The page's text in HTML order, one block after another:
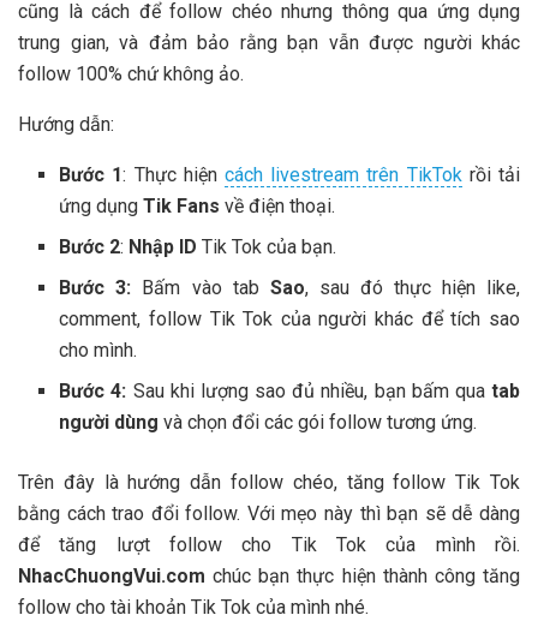
cũng là cách để follow chéo nhưng thông qua ứng dụng
trung gian, và đảm bảo rằng bạn vẫn được người khác
follow 100% chứ không ảo.
Hướng dẫn:
Bước 1: Thực hiệncách livestream trên TikTokrồi tải
ứng dụngTik Fans về điện thoại.
Bước 2: Nhập ID Tik Tok của bạn.
Bước 3: Bấm vào tab Sao, sau đó thực hiện like,
comment, follow Tik Tok của người khác để tích sao
cho mình.
Bước 4: Sau khi lượng sao đủ nhiều, bạn bấm qua tab
người dùng và chọn đổi các gói follow tương ứng.
Trên đây là hướng dẫn follow chéo, tăng follow Tik Tok
bằng cách trao đổi follow. Với mẹo này thì bạn sẽ dễ dàng
để tăng lượt follow cho Tik Tok của mình rồi.
NhacChuongVui.com chúc bạn thực hiện thành công tăng
follow cho tài khoản Tik Tok của mình nhé.